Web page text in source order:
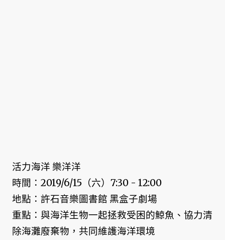
活力海洋 樂洋洋
時間：2019/6/15（六）7:30 - 12:00
地點：許石音樂圖書館 黑盒子劇場
重點：與海洋生物一起拯救受困的鯨魚、協力清
除海灘廢棄物，共同維護海洋環境